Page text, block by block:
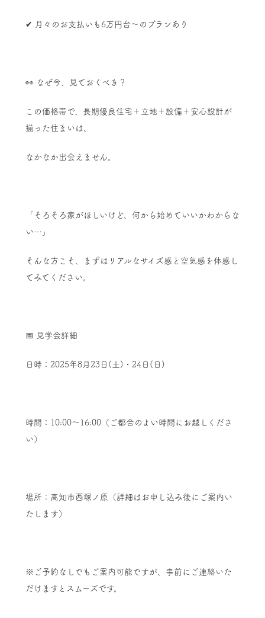
✔ 月々のお支払いも6万円台〜のプランあり
👀 なぜ今、見ておくべき？
この価格帯で、長期優良住宅＋立地＋設備＋安心設計が
揃った住まいは、
なかなか出会えません。
「そろそろ家がほしいけど、何から始めていいかわからな
い…」
そんな方こそ、まずはリアルなサイズ感と空気感を体感し
てみてください。
📅 見学会詳細
日時：2025年8月23日(土)・24日(日)
時間：10:00〜16:00（ご都合のよい時間にお越しくださ
い）
場所：高知市西塚ノ原（詳細はお申し込み後にご案内い
たします）
※ご予約なしでもご案内可能ですが、事前にご連絡いた
だけますとスムーズです。